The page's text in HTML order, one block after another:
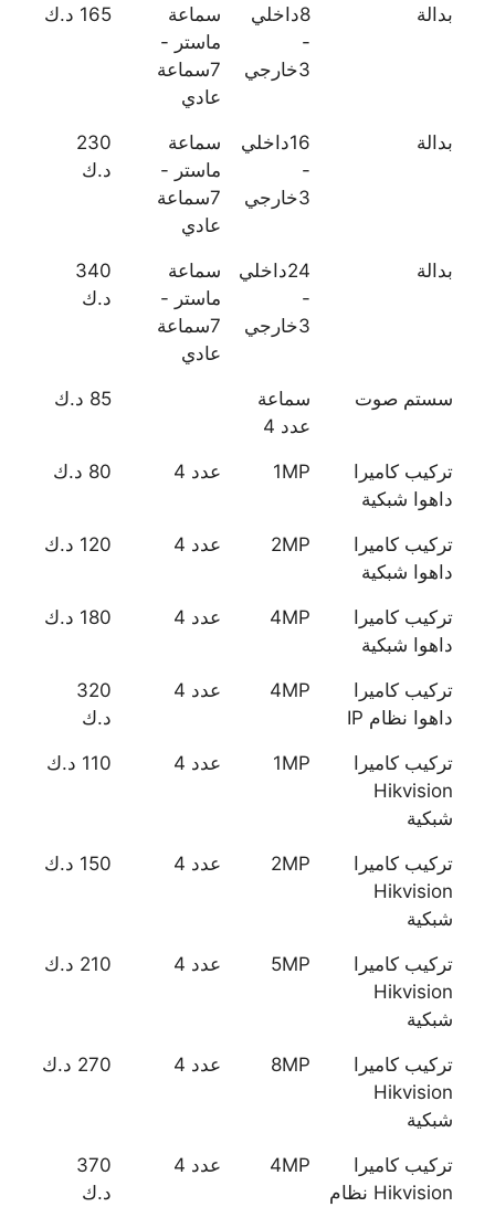
بدالة
8داخلي
-
3خارجي
سماعة
ماستر -
7سماعة
عادي
165 د.ك
بدالة
16داخلي
-
3خارجي
سماعة
ماستر -
7سماعة
عادي
230
د.ك
بدالة
24داخلي
-
3خارجي
سماعة
ماستر -
7سماعة
عادي
340
د.ك
سستم صوت
سماعة
عدد 4
85 د.ك
تركيب كاميرا
داهوا شبكية
1MP عدد 4 80 د.ك
تركيب كاميرا
داهوا شبكية
2MP عدد 4 120 د.ك
تركيب كاميرا
داهوا شبكية
4MP عدد 4 180 د.ك
تركيب كاميرا
داهوا نظام IP
4MP عدد 4
320
د.ك
تركيب كاميرا
Hikvision
شبكية
1MP عدد 4 110 د.ك
تركيب كاميرا
Hikvision
شبكية
2MP عدد 4 150 د.ك
تركيب كاميرا
Hikvision
شبكية
5MP عدد 4 210 د.ك
تركيب كاميرا
Hikvision
شبكية
8MP عدد 4 270 د.ك
تركيب كاميرا
Hikvision نظام
4MP عدد 4
370
د.ك